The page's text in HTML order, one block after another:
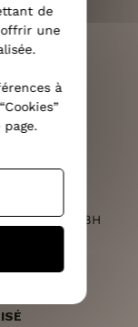
DE 10H À 18H
de
une
à